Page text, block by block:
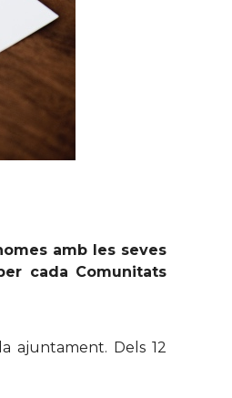
amb les seves
cada Comunitats
ajuntament. Dels 12